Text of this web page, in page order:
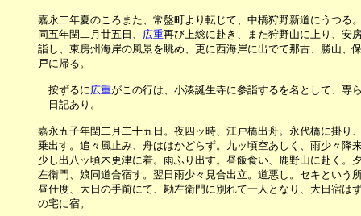
嘉永二年夏のころまた、常盤町より転じて、中橋狩野新道にう
同五年閏二月廿五日、 広重再び上総に赴き、また狩野山に上り、安
詣し、東房州海岸の風景を眺め、更に西海岸に出でて那古、勝山、保
戸に帰る。
按ずるに広重がこの行は、小湊誕生寺に参詣するを名として、専
日記あり。
嘉永五子年閏二月二十五日。夜四ッ時、江戸橋出舟。永代橋に掛り、
乗出す。追々風止み、舟ははかどらず。九ッ頃空あしく、雨少々降来
少し出八ッ頃木更津に着。雨ふり出す。昼飯食い、鹿野山に赴く。
左衛門、娘同道合宿す。翌日雨少々見合出立。道悪し。セキという所
昼仕度、大日の手前にて、勘左衛門に別れて一人となり、大日宿はず
の宅に宿。